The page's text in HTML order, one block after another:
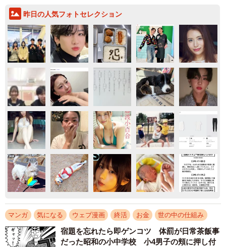
昨日の人気フォトセレクション
マンガ 気になる ウェブ漫画 終活 お金 世の中の仕組み
宿題を忘れたら即ゲンコツ 体罰が日常茶飯事
だった昭和の小中学校 小4男子の頬に押し付